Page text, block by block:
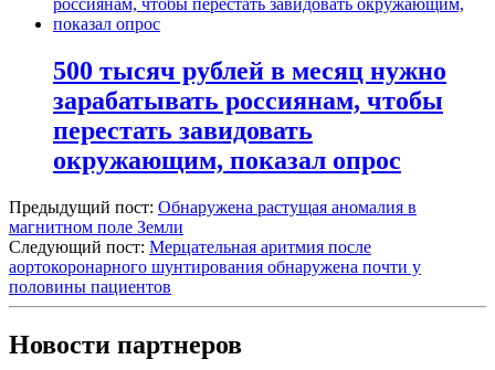
500 тысяч рублей в месяц нужно
зарабатывать россиянам, чтобы
перестать завидовать
окружающим, показал опрос
Предыдущий пост: Обнаружена растущая аномалия в
магнитном поле Земли
Следующий пост: Мерцательная аритмия после
аортокоронарного шунтирования обнаружена почти у
половины пациентов
Новости партнеров